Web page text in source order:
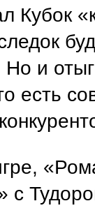
Кубок
Но и
есть